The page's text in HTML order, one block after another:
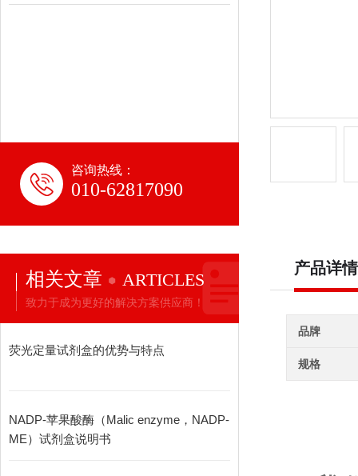
咨询热线：
010-62817090
相关文章 ARTICLES
致力于成为更好的解决方案供应商！
荧光定量试剂盒的优势与特点
NADP-苹果酸酶（Malic enzyme，NADP-
ME）试剂盒说明书
产品详情
品牌
规格